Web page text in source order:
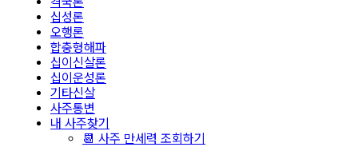
십성론
오행론
합충형해파
십이신살론
십이운성론
기타신살
사주통변
내 사주찾기
📆 사주 만세력 조회하기